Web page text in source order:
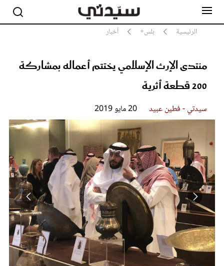
الرئيسية بلس+ أخبار
منتدى الإرث الإسلامي يختتم أعماله بمشاركة
200 قطعة أثرية
سيدتي - فطين عبيد 20 مايو 2019
مشاهير
أناقة
صحة ورشاقة
سيدتي وطفلك
فيديو
مطبخ سيدتي
مقالات الرأي
ستايل
تقارير
عروس سيدتي